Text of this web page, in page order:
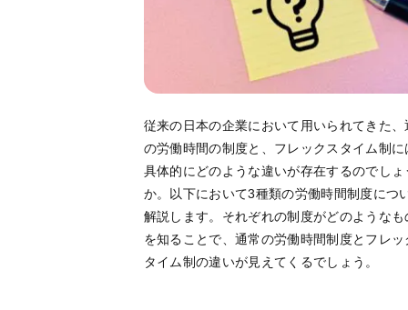
従来の日本の企業において用いられてきた、
の労働時間の制度と、フレックスタイム制に
具体的にどのような違いが存在するのでしょ
か。以下において3種類の労働時間制度につ
解説します。それぞれの制度がどのようなも
を知ることで、通常の労働時間制度とフレッ
タイム制の違いが見えてくるでしょう。